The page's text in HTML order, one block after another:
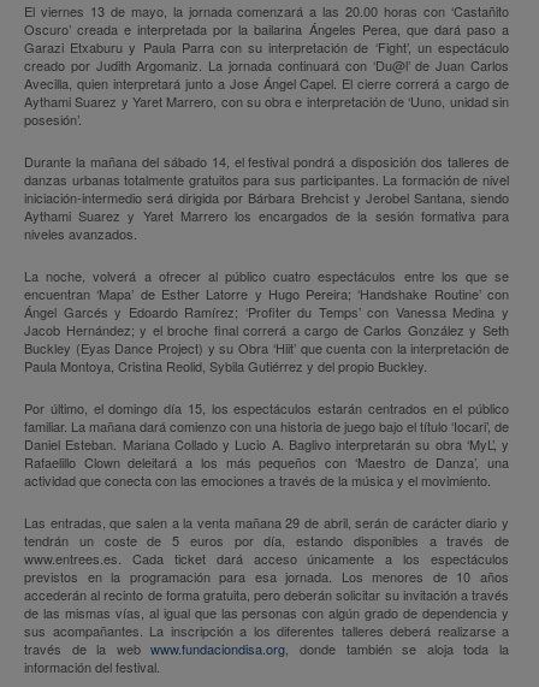
El viernes 13 de mayo, la jornada comenzará a las 20.00 horas con ‘Castañito
Oscuro’ creada e interpretada por la bailarina Ángeles Perea, que dará paso a
Garazi Etxaburu y Paula Parra con su interpretación de ‘Fight’, un espectáculo
creado por Judith Argomaniz. La jornada continuará con ‘Du@l’ de Juan Carlos
Avecilla, quien interpretará junto a Jose Ángel Capel. El cierre correrá a cargo de
Aythami Suarez y Yaret Marrero, con su obra e interpretación de ‘Uuno, unidad sin
posesión’.
Durante la mañana del sábado 14, el festival pondrá a disposición dos talleres de
danzas urbanas totalmente gratuitos para sus participantes. La formación de nivel
iniciación-intermedio será dirigida por Bárbara Brehcist y Jerobel Santana, siendo
Aythami Suarez y Yaret Marrero los encargados de la sesión formativa para
niveles avanzados.
La noche, volverá a ofrecer al público cuatro espectáculos entre los que se
encuentran ‘Mapa’ de Esther Latorre y Hugo Pereira; ‘Handshake Routine’ con
Ángel Garcés y Edoardo Ramírez; ‘Profiter du Temps’ con Vanessa Medina y
Jacob Hernández; y el broche final correrá a cargo de Carlos González y Seth
Buckley (Eyas Dance Project) y su Obra ‘Hiit’ que cuenta con la interpretación de
Paula Montoya, Cristina Reolid, Sybila Gutiérrez y del propio Buckley.
Por último, el domingo día 15, los espectáculos estarán centrados en el público
familiar. La mañana dará comienzo con una historia de juego bajo el título ‘Iocari’, de
Daniel Esteban. Mariana Collado y Lucio A. Baglivo interpretarán su obra ‘MyL’, y
Rafaelillo Clown deleitará a los más pequeños con ‘Maestro de Danza’, una
actividad que conecta con las emociones a través de la música y el movimiento.
Las entradas, que salen a la venta mañana 29 de abril, serán de carácter diario y
tendrán un coste de 5 euros por día, estando disponibles a través de
www.entrees.es. Cada ticket dará acceso únicamente a los espectáculos
previstos en la programación para esa jornada. Los menores de 10 años
accederán al recinto de forma gratuita, pero deberán solicitar su invitación a través
de las mismas vías, al igual que las personas con algún grado de dependencia y
sus acompañantes. La inscripción a los diferentes talleres deberá realizarse a
través de la webwww.fundaciondisa.org, donde también se aloja toda la
información del festival.